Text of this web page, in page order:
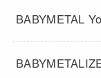
BABYMETAL